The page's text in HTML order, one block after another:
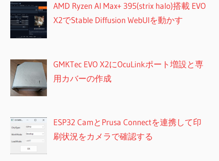
AMD Ryzen AI Max+ 395(strix halo)搭載 EVO
X2でStable Diffusion WebUIを動かす
GMKTec EVO X2にOcuLinkポート増設と専
用カバーの作成
ESP32 CamとPrusa Connectを連携して印
刷状況をカメラで確認する